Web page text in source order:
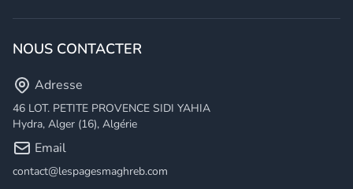
NOUS CONTACTER
Adresse
46 LOT. PETITE PROVENCE SIDI YAHIA
Hydra, Alger (16), Algérie
Email
contact@lespagesmaghreb.com